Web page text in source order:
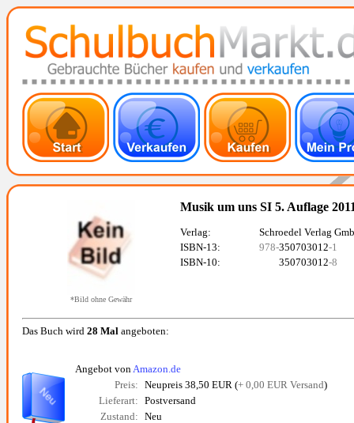
*Bild ohne Gewähr
Musik um uns SI 5. Auflage
Verlag:
Schroedel Verlag
ISBN-13:
978-350703012-1
ISBN-10:
350703012-8
Das Buch wird 28 Mal angeboten:
Angebot von Amazon.de
Preis: Neupreis 38,50 EUR (+ 0,00 EUR Versand)
Lieferart: Postversand
Zustand: Neu